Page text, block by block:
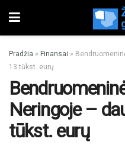
Pradžia » Finansai »
13 tūkst. eurų
Neringoje –
tūkst. eurų